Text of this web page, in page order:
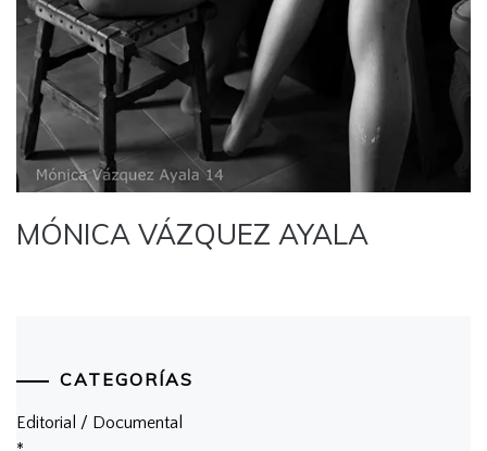
MÓNICA VÁZQUEZ AYALA
CATEGORÍAS
Editorial / Documental